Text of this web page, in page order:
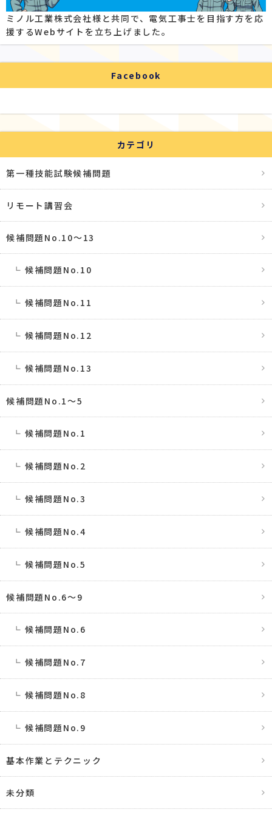
ミノル工業株式会社様と共同で、電気工事士を目指す方を応
援するWebサイトを立ち上げました。
Facebook
カテゴリ
第一種技能試験候補問題
リモート講習会
候補問題No.10〜13
候補問題No.10
候補問題No.11
候補問題No.12
候補問題No.13
候補問題No.1〜5
候補問題No.1
候補問題No.2
候補問題No.3
候補問題No.4
候補問題No.5
候補問題No.6〜9
候補問題No.6
候補問題No.7
候補問題No.8
候補問題No.9
基本作業とテクニック
未分類